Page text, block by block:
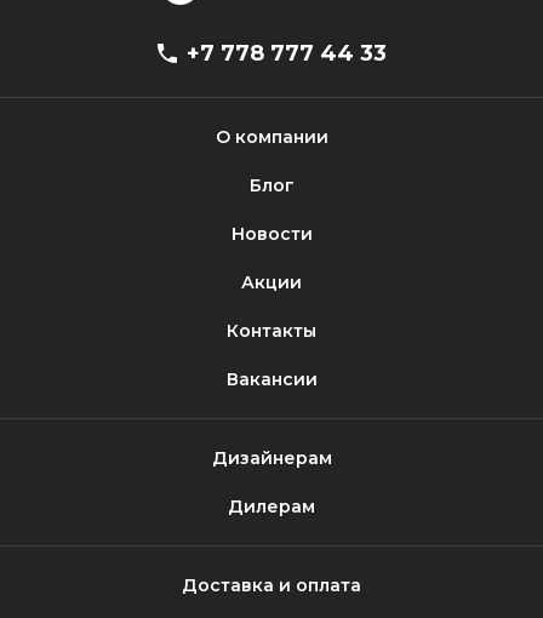
+7 778 777 44 33
О компании
Блог
Новости
Акции
Контакты
Вакансии
Дизайнерам
Дилерам
Доставка и оплата